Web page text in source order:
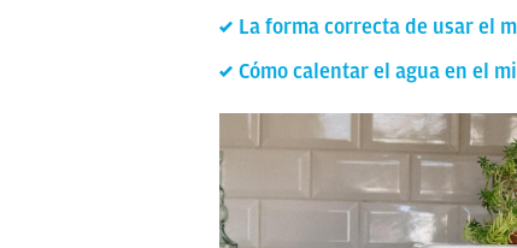
La forma correcta de usar el
Cómo calentar el agua en el